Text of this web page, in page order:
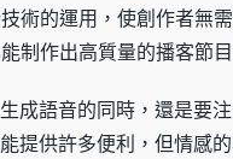
術的運用，使創作者無
制作出高質量的播客節目
成語音的同時，還是要
提供許多便利，但情感